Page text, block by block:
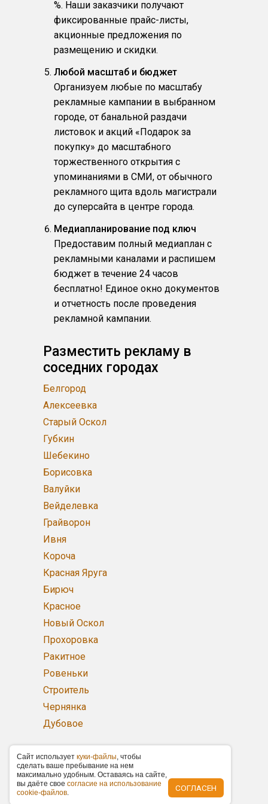
%. Наши заказчики получают
фиксированные прайс-листы,
акционные предложения по
размещению и скидки.
Любой масштаб и бюджет
Организуем любые по масштабу
рекламные кампании в выбранном
городе, от банальной раздачи
листовок и акций «Подарок за
покупку» до масштабного
торжественного открытия с
упоминаниями в СМИ, от обычного
рекламного щита вдоль магистрали
до суперсайта в центре города.
Медиапланирование под ключ
Предоставим полный медиаплан с
рекламными каналами и распишем
бюджет в течение 24 часов
бесплатно! Единое окно документов
и отчетность после проведения
рекламной кампании.
Разместить рекламу в
соседних городах
Белгород
Алексеевка
Старый Оскол
Губкин
Шебекино
Борисовка
Валуйки
Вейделевка
Грайворон
Ивня
Короча
Красная Яруга
Бирюч
Красное
Новый Оскол
Прохоровка
Ракитное
Ровеньки
Строитель
Чернянка
Дубовое
Обратитесь к нашему
менеджеру
Бабаева Сабина
Caйт иcпoльзуeт куки-фaйлы, чтoбы
cдeлaть вaшe пpeбывaниe нa нeм
мaкcимaльнo удoбным. Ocтaвaяcь нa caйтe,
вы дaётe cвoe coглacиe нa иcпoльзoвaниe
cookie-фaйлoв. СОГЛАСЕН